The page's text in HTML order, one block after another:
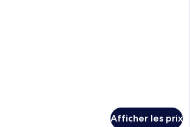
Afficher les prix